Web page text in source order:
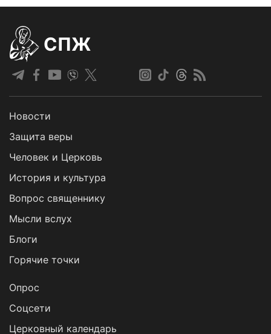
СПЖ
Новости
Защита веры
Человек и Церковь
История и культура
Вопрос священнику
Мысли вслух
Блоги
Горячие точки
Опрос
Cоцсети
Церковный календарь